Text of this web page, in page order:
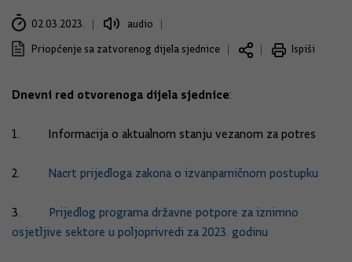
02.03.2023.
audio
Priopćenje sa zatvorenog dijela sjednice
Ispiši
Dnevni red otvorenoga dijela sjednice:
1. Informacija o aktualnom stanju vezanom za potres
2. Nacrt prijedloga zakona o izvanparničnom postupku
3. Prijedlog programa državne potpore za iznimno
osjetljive sektore u poljoprivredi za 2023. godinu